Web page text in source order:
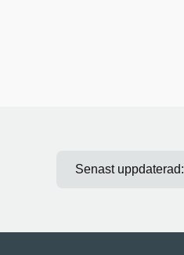
Senast uppdaterad: